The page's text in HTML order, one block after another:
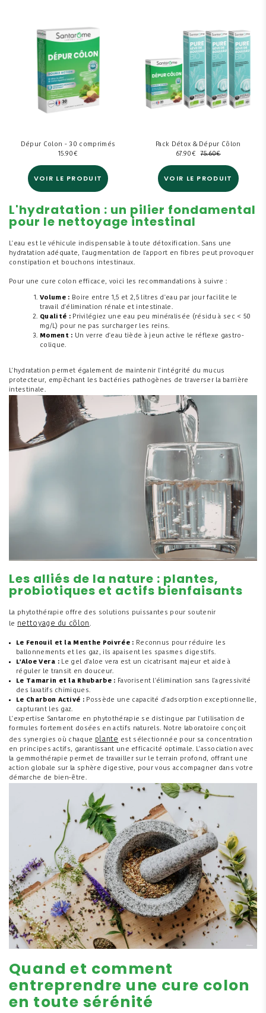
Dépur Colon - 30 comprimés
€
15.90
VOIR LE PRODUIT
Pack Détox & Dépur Côlon
€
75.60
€
67.90
VOIR LE PRODUIT
L'hydratation : un pilier fondamental
pour le nettoyage intestinal
L'eau est le véhicule indispensable à toute détoxification. Sans une
hydratation adéquate, l'augmentation de l'apport en fibres peut provoquer
constipation et bouchons intestinaux.
Pour une cure colon efficace, voici les recommandations à suivre :
Volume : Boire entre 1,5 et 2,5 litres d'eau par jour facilite le
travail d'élimination rénale et intestinale.
Qualité :Privilégiez une eau peu minéralisée (résidu à sec < 50
mg/L) pour ne pas surcharger les reins.
Moment : Un verre d'eau tiède à jeun active le réflexe gastro-
colique.
L'hydratation permet également de maintenir l'intégrité du mucus
protecteur, empêchant les bactéries pathogènes de traverser la barrière
intestinale.
Les alliés de la nature : plantes,
probiotiques et actifs bienfaisants
La phytothérapie offre des solutions puissantes pour soutenir
le nettoyage du côlon.
Le Fenouil et la Menthe Poivrée : Reconnus pour réduire les
ballonnements et les gaz, ils apaisent les spasmes digestifs.
L'Aloe Vera : Le gel d'aloe vera est un cicatrisant majeur et aide à
réguler le transit en douceur.
Le Tamarin et la Rhubarbe : Favorisent l'élimination sans l'agressivité
des laxatifs chimiques.
Le Charbon Activé : Possède une capacité d'adsorption exceptionnelle,
capturant les gaz.
L'expertise Santarome en phytothérapie se distingue par l'utilisation de
formules fortement dosées en actifs naturels. Notre laboratoire conçoit
des synergies où chaque plante est sélectionnée pour sa concentration
en principes actifs, garantissant une efficacité optimale. L'association avec
la gemmothérapie permet de travailler sur le terrain profond, offrant une
action globale sur la sphère digestive, pour vous accompagner dans votre
démarche de bien-être.
Quand et comment
entreprendre une cure colon
en toute sérénité